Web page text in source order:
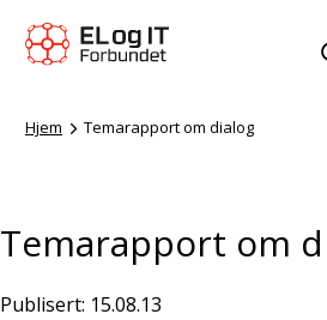
Hjem Temarapport om dialog
Temarapport om
Publisert: 15.08.13